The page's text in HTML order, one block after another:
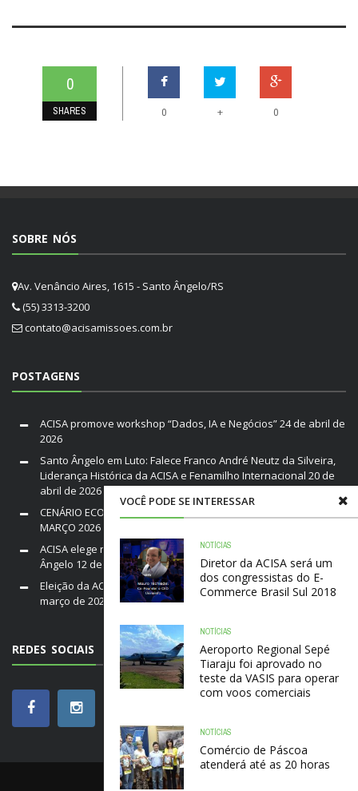
0
SHARES 0 + 0
VOCÊ PODE SE INTERESSAR
NOTÍCIAS
Diretor da ACISA será um
dos congressistas do E-
Commerce Brasil Sul 2018
NOTÍCIAS
Aeroporto Regional Sepé
Tiaraju foi aprovado no
teste da VASIS para operar
com voos comerciais
NOTÍCIAS
Comércio de Páscoa
atenderá até as 20 horas
SOBRE NÓS
Av. Venâncio Aires, 1615 - Santo Ângelo/RS
(55) 3313-3200
contato@acisamissoes.com.br
POSTAGENS
ACISA promove workshop “Dados, IA e Negócios”24 de abril de
2026
Santo Ângelo em Luto: Falece Franco André Neutz da Silveira,
Liderança Histórica da ACISA e Fenamilho Internacional 20 de
abril de 2026
CENÁRIO ECONÔMICO DO BRASIL E RIO GRANDE DO SUL /
MARÇO 2026
ACISA elege nova diretoria para a gestão 2026–2028 em Santo
Ângelo 12 de março de 2026
Eleição da ACISA Gestão 2026/28 será nesta quarta-feira10 de
março de 2026
REDES SOCIAIS